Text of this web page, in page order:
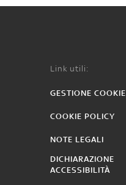
Link utili:
GESTIONE COOKIE
COOKIE POLICY
NOTE LEGALI
DICHIARAZIONE
ACCESSIBILITÀ